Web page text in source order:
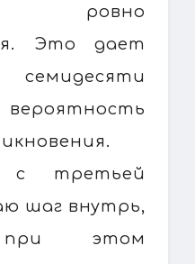
ровно
Это дает
с третьей
шаг внутрь,
при этом